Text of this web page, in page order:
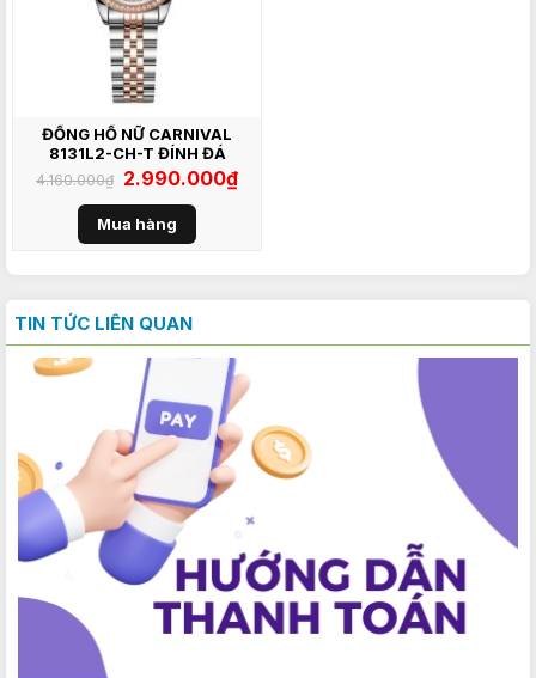
ĐỒNG HỒ NỮ CARNIVAL
8131L2-CH-T ĐÍNH ĐÁ
4.160.000₫ Giá
gốc
là:
4.160.000₫.
2.990.000₫Giá
hiện
Mua hàng
TIN TỨC LIÊN QUAN